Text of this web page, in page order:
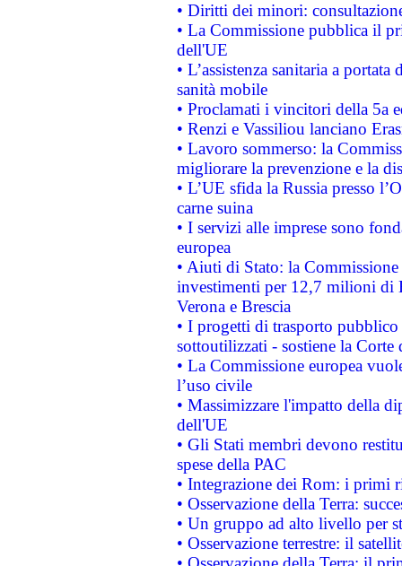
• Diritti dei minori:
• La Commissione pubblica il
dell'UE
• L’assistenza sanitaria a
sanità mobile
• Proclamati i vincitori della 5a
• Renzi e Vassiliou lanciano
• Lavoro sommerso: la
migliorare la prevenzione e la
• L’UE sfida la Russia presso
carne suina
• I servizi alle imprese sono
europea
• Aiuti di Stato: la
investimenti per 12,7 milioni di
Verona e Brescia
• I progetti di trasporto
sottoutilizzati - sostiene la Corte
• La Commissione europea
l’uso civile
• Massimizzare l'impatto della
dell'UE
• Gli Stati membri devono
spese della PAC
• Integrazione dei Rom: i primi
• Osservazione della Terra:
• Un gruppo ad alto livello per
• Osservazione terrestre: il